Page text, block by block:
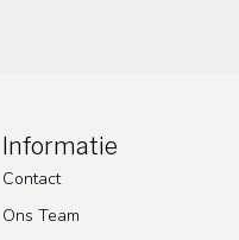
Informatie
Contact
Ons Team